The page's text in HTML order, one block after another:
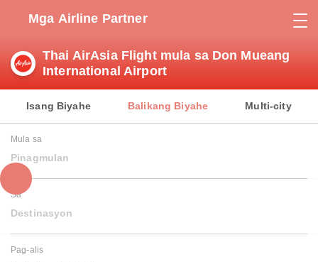
Mga Airline Partner
Thai AirAsia Flight mula sa Don Mueang
International Airport
Isang Biyahe Balikang Biyahe Multi-city
Mula sa
Pinagmulan
Sa
Destinasyon
Pag-alis